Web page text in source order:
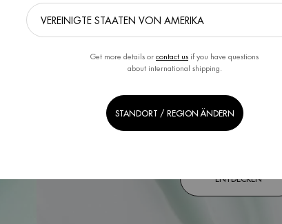
ENTDECKEN
Get more details or contact us if you have questions
about international shipping.
STANDORT / REGION ÄNDERN